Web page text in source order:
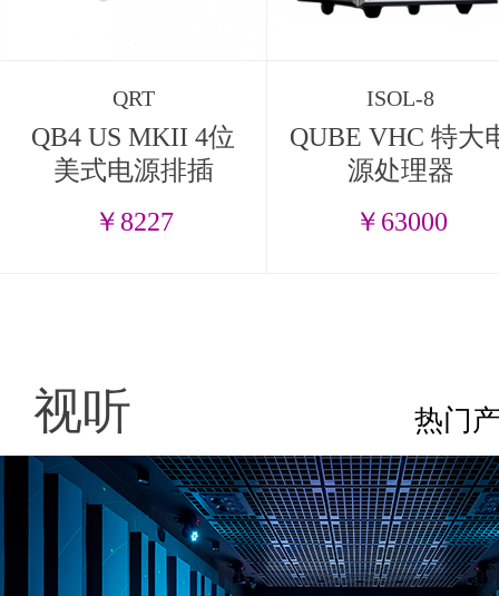
QRT
QB4 US MKII 4位
美式电源排插
￥8227
ISOL-8
QUBE VHC 特大
源处理器
￥63000
视听 热门